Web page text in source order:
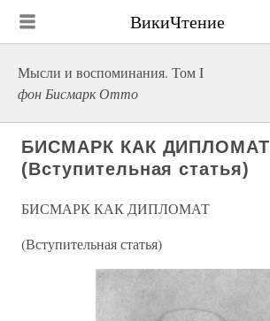
ВикиЧтение
Мысли и воспоминания. Том I
фон Бисмарк Отто
БИСМАРК КАК ДИПЛОМАТ
(Вступительная статья)
БИСМАРК КАК ДИПЛОМАТ
(Вступительная статья)